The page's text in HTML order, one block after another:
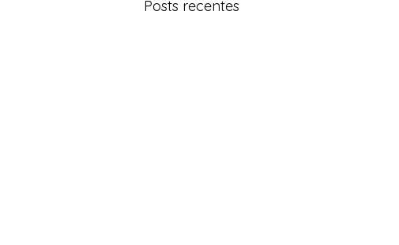
Posts recentes